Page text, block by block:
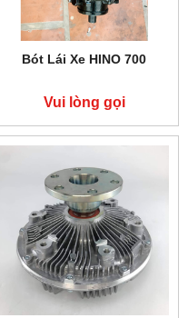
Bót Lái Xe HINO 700
Vui lòng gọi